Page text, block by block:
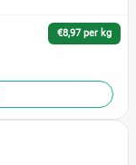
(15)
(0)
€8,97 per kg